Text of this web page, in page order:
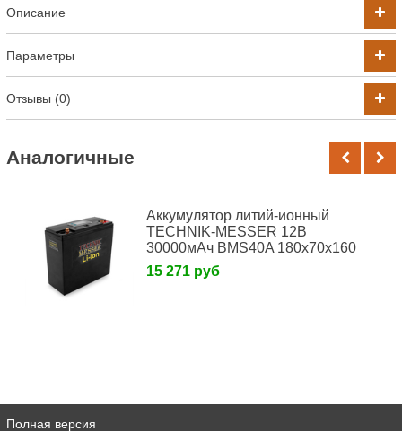
Описание
Параметры
Отзывы (0)
Аналогичные
Аккумулятор литий-ионный
TECHNIK-MESSER 12В
30000мАч BMS40A 180x70x160
15 271 руб
Полная версия